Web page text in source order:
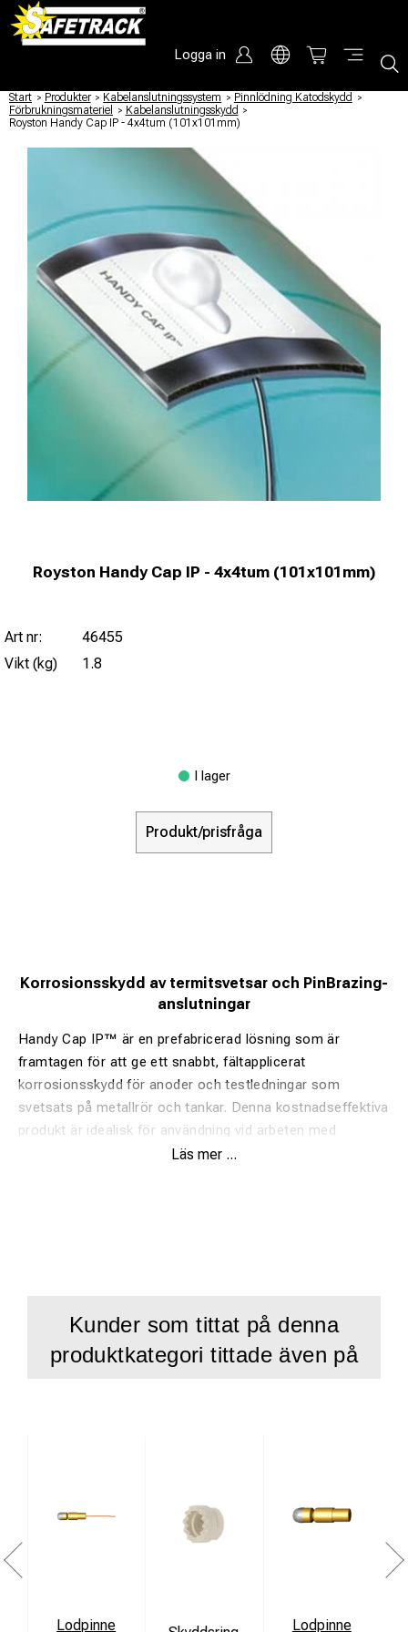
Logga in
Start / Produkter / Kabelanslutningssystem / Pinnlödning Katodskydd /
Förbrukningsmateriel
/ Kabelanslutningsskydd /
Royston Handy Cap IP - 4x4tum (101x101mm)
Royston Handy Cap IP - 4x4tum (101x101mm)
Art nr:
46455
Vikt (kg)
1.8
I lager
Produkt/prisfråga
Korrosionsskydd av termitsvetsar och PinBrazing-
anslutningar
Handy Cap IP™ är en prefabricerad lösning som är
framtagen för att ge ett snabbt, fältapplicerat
korrosionsskydd för anoder och testledningar som
svetsats på metallrör och tankar. Denna kostnadseffektiva
produkt är idealisk för användning vid arbeten med
begränsad åtkomst. Nya Handy Cap IP innehåller nu den
Ingen flytande primer behövs
Enkelt fältapplicerat korrosionsskydd
Elastomerisk massa omsluter svetsprofilen
Räfflor anpassar sig efter små diametrar
Läs mer ...
Kunder som tittat på denna
produktkategori tittade även på
Lodpinne
Lodpinne